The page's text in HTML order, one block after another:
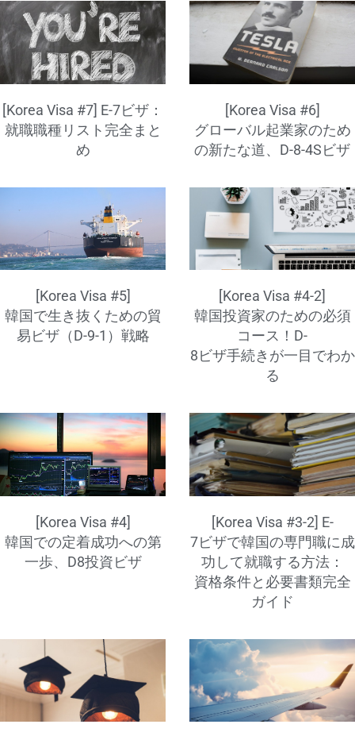
[Korea Visa #7] E-7ビザ：
就職職種リスト完全まと
め
[Korea Visa #6]
グローバル起業家のため
の新たな道、D-8-4Sビザ
[Korea Visa #5]
韓国で生き抜くための貿
易ビザ（D-9-1）戦略
[Korea Visa #4-2]
韓国投資家のための必須
コース！D-
8ビザ手続きが一目でわか
る
[Korea Visa #4]
韓国での定着成功への第
一歩、D8投資ビザ
[Korea Visa #3-2] E-
7ビザで韓国の専門職に成
功して就職する方法：
資格条件と必要書類完全
ガイド